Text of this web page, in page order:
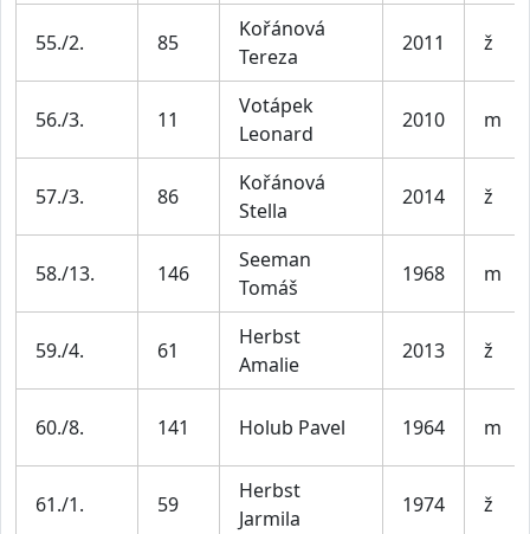
55./2. 85
Kořánová
Tereza
2011 ž
56./3. 11
Votápek
Leonard
2010 m
57./3. 86
Kořánová
Stella
2014 ž
58./13. 146
Seeman
Tomáš
1968 m
59./4. 61
Herbst
Amalie
2013 ž
60./8. 141 Holub Pavel 1964 m
61./1. 59
Herbst
Jarmila
1974 ž